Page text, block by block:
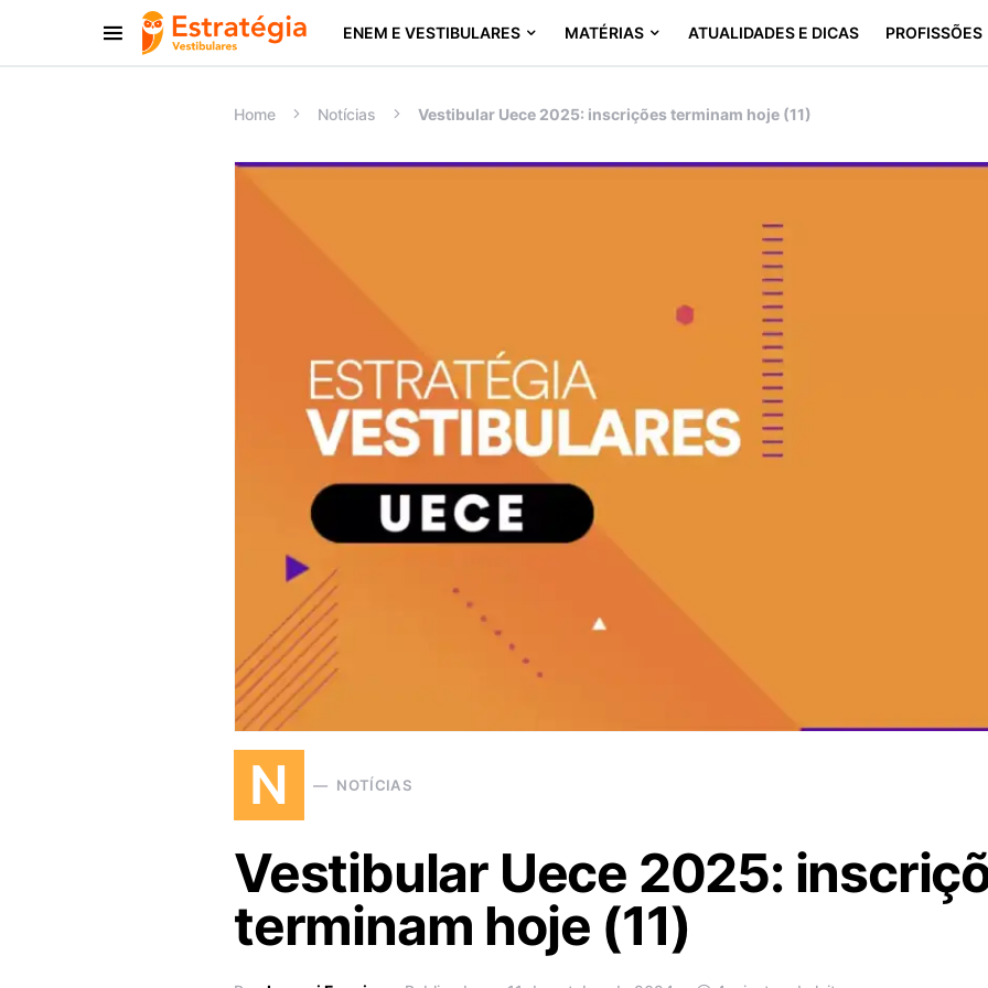
ENEM E VESTIBULARES MATÉRIAS ATUALIDADES E DICAS PROFISSÕES
Procurar:
Home Notícias Vestibular Uece 2025: inscrições terminam hoje (11)
N NOTÍCIAS
Vestibular Uece 2025:
terminam hoje (11)